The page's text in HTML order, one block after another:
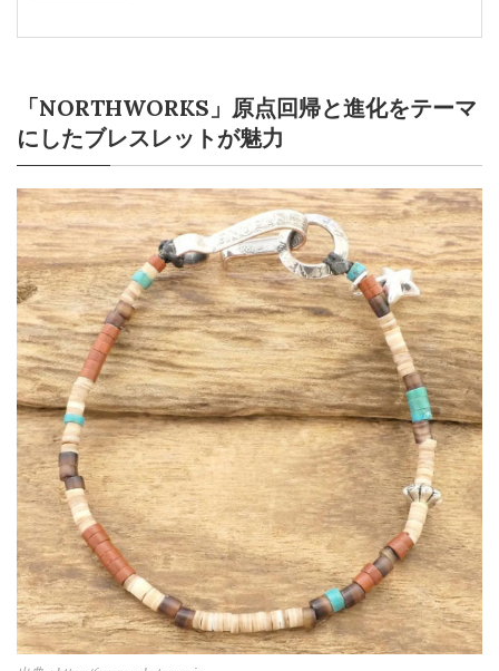
「NORTHWORKS」原点回帰と進化をテーマ
にしたブレスレットが魅力